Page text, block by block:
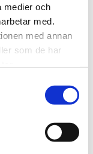
medier och
med.
med annan
som de har
i Saxnäs
att